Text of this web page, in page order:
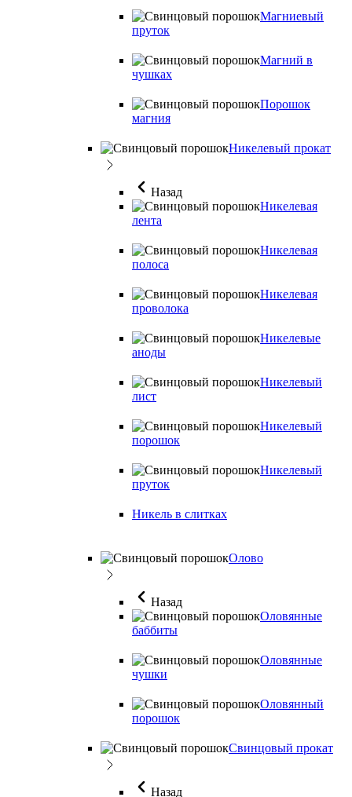
Магниевый
пруток
Магний в
чушках
Порошок
магния
Никелевый прокат
Назад
Никелевая
лента
Никелевая
полоса
Никелевая
проволока
Никелевые
аноды
Никелевый
лист
Никелевый
порошок
Никелевый
пруток
Никель в слитках
Олово
Назад
Оловянные
баббиты
Оловянные
чушки
Оловянный
порошок
Свинцовый прокат
Назад